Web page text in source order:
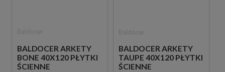
BALDOCER ARKETY
BONE 40X120 PŁYTKI
ŚCIENNE
BALDOCER ARKETY
TAUPE 40X120 PŁYTKI
ŚCIENNE